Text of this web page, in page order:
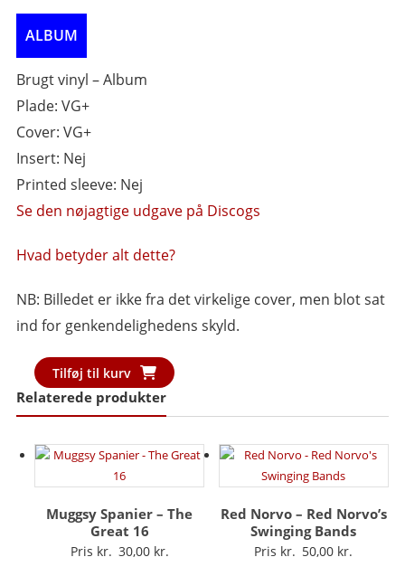
Brugt vinyl – Album
Plade: VG+
Cover: VG+
Insert: Nej
Printed sleeve: Nej
Se den nøjagtige udgave på Discogs
Hvad betyder alt dette?
NB: Billedet er ikke fra det virkelige cover, men blot sat
ind for genkendelighedens skyld.
Billie
Holiday
-
Billie
Story
Tilføj til kurv
Relaterede produkter
Muggsy Spanier – The
Great 16
Pris kr. 30,00
Red Norvo – Red Norvo’s
Swinging Bands
Pris kr. 50,00